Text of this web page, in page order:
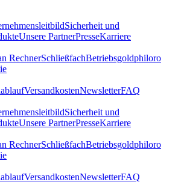
Sicherheit und
Unsere PartnerPresseKarriere
RechnerSchließfachBetriebsgoldphiloro
VersandkostenNewsletterFAQ
Sicherheit und
Unsere PartnerPresseKarriere
RechnerSchließfachBetriebsgoldphiloro
VersandkostenNewsletterFAQ